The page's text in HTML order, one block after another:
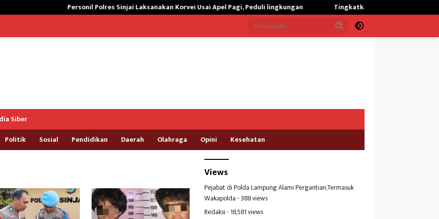
Personil Polres Sinjai Laksanakan Korvei Usai Apel Pagi, Peduli lingkungan Tingkatkan Kualitas Kesehatan
Siber
Politik Sosial Pendidikan Daerah Olahraga Opini Kesehatan
Views
Pejabat di Polda Lampung Alami Pergantian,Termasuk
Wakapolda- 388 views
Redaksi- 18,581 views